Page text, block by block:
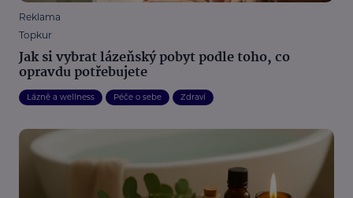
Reklama
Topkur
Jak si vybrat lázeňský pobyt podle toho, co
opravdu potřebujete
Lázně a wellness Péče o sebe Zdraví